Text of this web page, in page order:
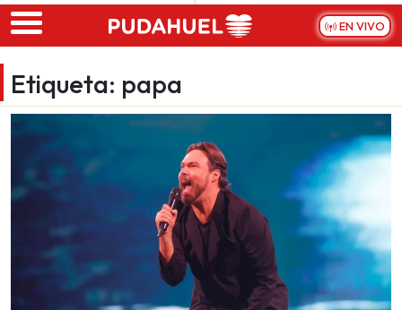
Skip to main content
EN VIVO
Etiqueta: papa